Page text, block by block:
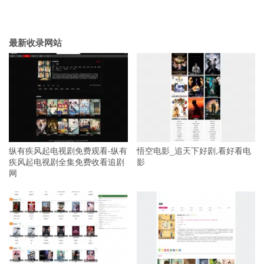
最新收录网站
纵有疾风起电视剧免费观看-纵有
疾风起电视剧全集免费收看追剧
网
悟空电影_追天下好剧,看好看电
影